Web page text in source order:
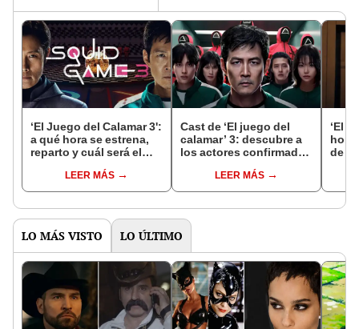
‘El Juego del Calamar 3':
a qué hora se estrena,
reparto y cuál será el
LEER MÁS
Cast de ‘El juego del
calamar’ 3: descubre a
los actores confirmados
LEER MÁS
‘El
de
LO MÁS VISTO LO ÚLTIMO